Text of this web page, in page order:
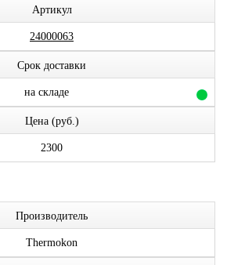
Артикул
24000063
Срок доставки
на складе
Цена (руб.)
2300
Производитель
Thermokon